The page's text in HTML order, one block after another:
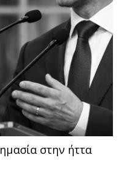
στην ήττα